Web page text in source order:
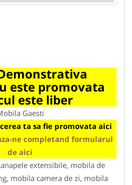
este promovata
este liber
Gaesti
ta sa fie promovata aici
ne completand formularul
de aici
extensibile, mobila de
mobila camera de zi, mobila